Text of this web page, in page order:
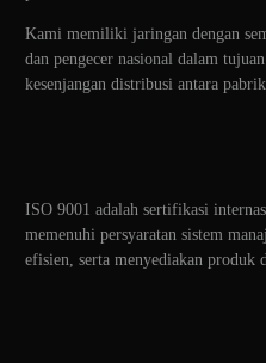
Kami memiliki jaringan dengan
dan pengecer nasional dalam
kesenjangan distribusi antara
ISO 9001 adalah sertifikasi
memenuhi persyaratan sistem
efisien, serta menyediakan produk